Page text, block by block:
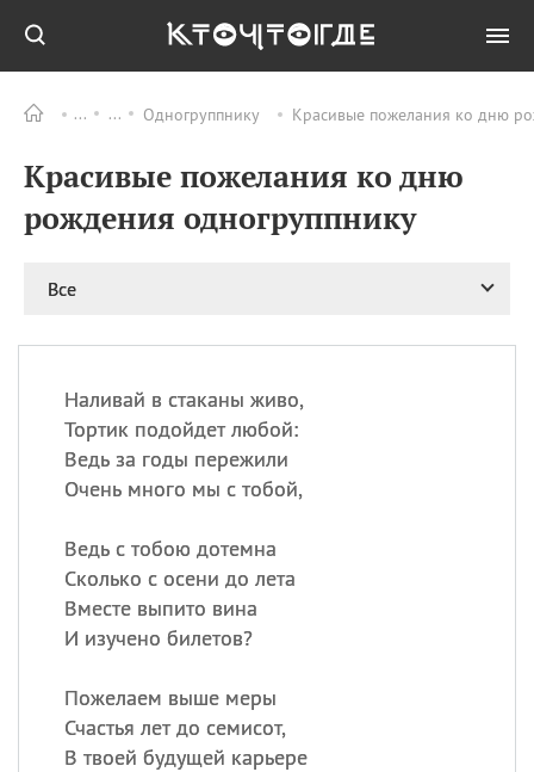
Одногруппнику Красивые пожелания ко дню
Красивые пожелания ко дню
рождения одногруппнику
Все
Наливай в стаканы живо,
Тортик подойдет любой:
Ведь за годы пережили
Очень много мы с тобой,
Ведь с тобою дотемна
Сколько с осени до лета
Вместе выпито вина
И изучено билетов?
Пожелаем выше меры
Счастья лет до семисот,
В твоей будущей карьере
ПРАЗДНИКИ Все
06.08 Преображение
Господне у западных
христиан
Романа и Давида
ИМЕНА
Сегодня празднуют именины
Анатолий
,Еще